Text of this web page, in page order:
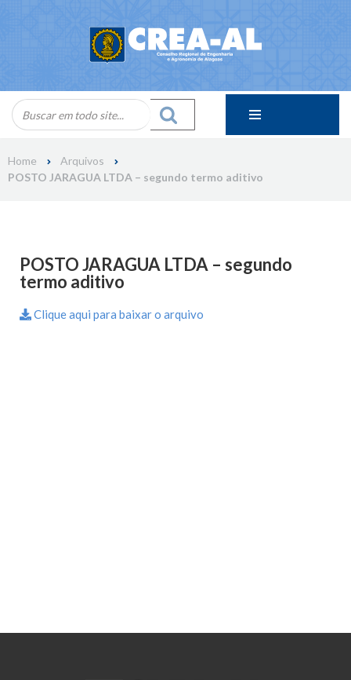
Home
Arquivos
POSTO JARAGUA LTDA – segundo termo aditivo
POSTO JARAGUA LTDA – segundo
termo aditivo
Clique aqui para baixar o arquivo